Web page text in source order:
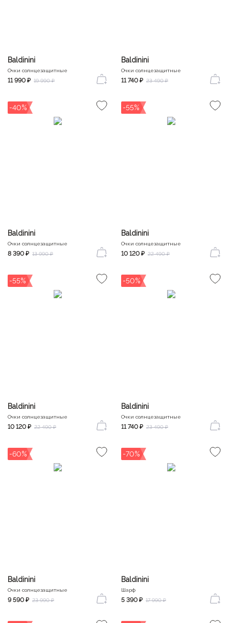
Baldinini
Очки солнцезащитные
11 990 ₽ 19 990 ₽
Baldinini
Очки солнцезащитные
11 740 ₽ 23 490 ₽
-40%
Baldinini
Очки солнцезащитные
8 390 ₽ 13 990 ₽
-55%
Baldinini
Очки солнцезащитные
10 120 ₽ 22 490 ₽
-55%
Baldinini
Очки солнцезащитные
10 120 ₽ 22 490 ₽
-50%
Baldinini
Очки солнцезащитные
11 740 ₽ 23 490 ₽
-60%
Baldinini
Очки солнцезащитные
9 590 ₽ 23 990 ₽
-70%
Baldinini
Шарф
5 390 ₽ 17 990 ₽